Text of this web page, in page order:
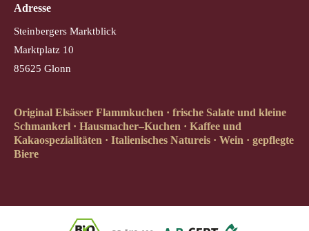
Adresse
Steinbergers Marktblick
Marktplatz 10
85625 Glonn
Original Elsässer Flammkuchen · frische Salate und kleine
Schmankerl · Hausmacher–Kuchen · Kaffee und
Kakaospezialitäten · Italienisches Natureis · Wein · gepflegte
Biere